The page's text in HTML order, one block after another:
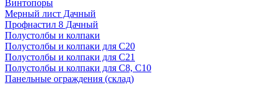
Винтопоры
Мерный лист Дачный
Профнастил 8 Дачный
Полустолбы и колпаки
Полустолбы и колпаки для С20
Полустолбы и колпаки для С21
Полустолбы и колпаки для С8, С10
Панельные ограждения (склад)